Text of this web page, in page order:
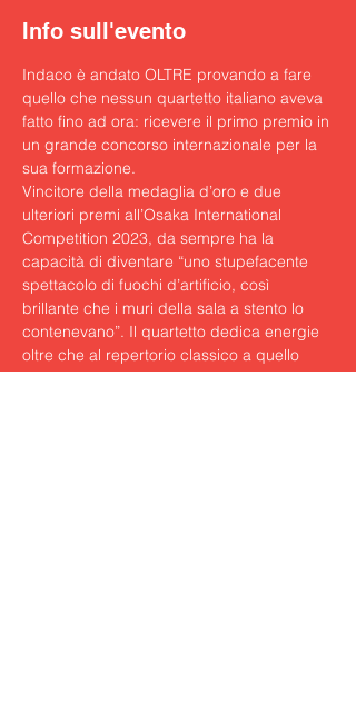
Info sull'evento
Indaco è andato OLTRE provando a fare
quello che nessun quartetto italiano aveva
fatto fino ad ora: ricevere il primo premio in
un grande concorso internazionale per la
sua formazione.
Vincitore della medaglia d’oro e due
ulteriori premi all’Osaka International
Competition 2023, da sempre ha la
capacità di diventare “uno stupefacente
spettacolo di fuochi d’artificio, così
brillante che i muri della sala a stento lo
contenevano”. Il quartetto dedica energie
oltre che al repertorio classico a quello
contemporaneo e alla ricerca di nuovi